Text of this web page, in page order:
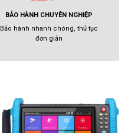
BẢO HÀNH CHUYÊN NGHIỆP
Bảo hành nhanh chóng, thủ tục
đơn giản